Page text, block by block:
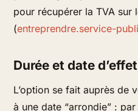
pour récupérer la TVA sur
(entreprendre.service-
Durée et date
L’option se fait auprès de
à une date “arrondie” :